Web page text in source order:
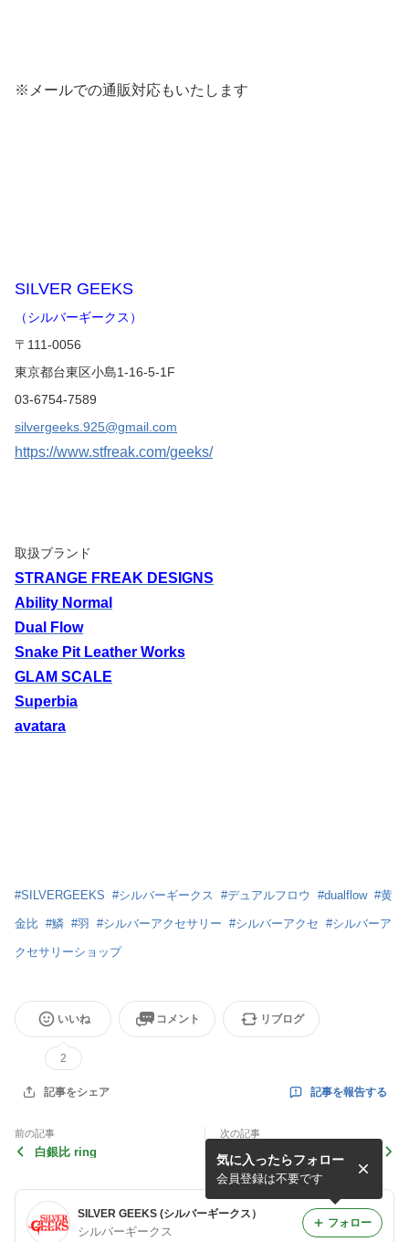
※メールでの通販対応もいたします
SILVER GEEKS
（シルバーギークス）
〒111-0056
東京都台東区小島1-16-5-1F
03-6754-7589
silvergeeks.925@gmail.com
https://www.stfreak.com/geeks/
取扱ブランド
STRANGE FREAK DESIGNS
Ability Normal
Dual Flow
Snake Pit Leather Works
GLAM SCALE
Superbia
avatara
#SILVERGEEKS #シルバーギークス #デュアルフロウ #dualflow #黄
金比 #鱗 #羽 #シルバーアクセサリー #シルバーアクセ #シルバーア
クセサリーショップ
いいね
2
コメント リブログ
記事をシェア 記事を報告する
前の記事
白銀比 ring
次の記事
ストフリ入荷～！
SILVER GEEKS (シルバーギークス）
シルバーギークス
気に入ったらフォロー
会員登録は不要です
フォロー